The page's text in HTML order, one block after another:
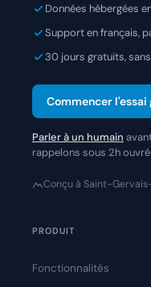
Données hébergées
Support en français,
30 jours gratuits,
Commencer
Parler à un humain
rappelons sous 2h
Conçu à Saint-
PRODUIT
Fonctionnalités